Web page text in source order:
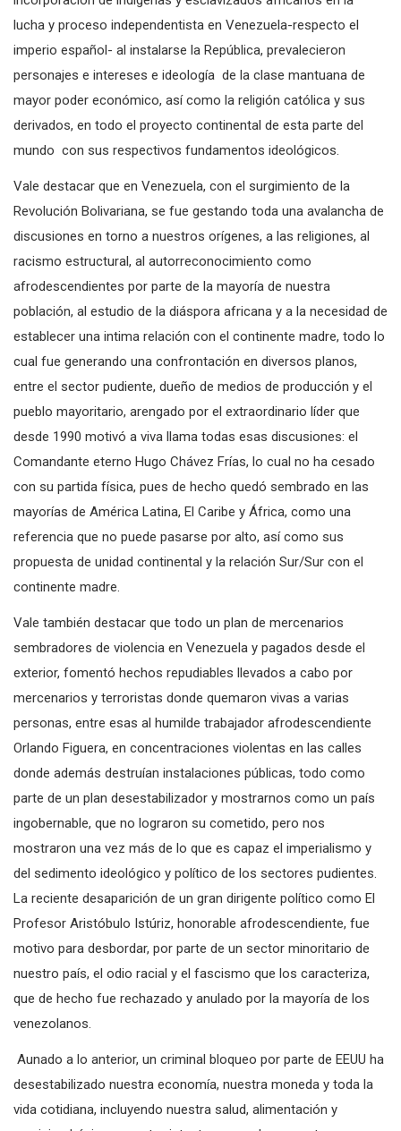
lucha y proceso independentista en Venezuela-respecto el
imperio español- al instalarse la República, prevalecieron
personajes e intereses e ideología de la clase mantuana de
mayor poder económico, así como la religión católica y sus
derivados, en todo el proyecto continental de esta parte del
mundo con sus respectivos fundamentos ideológicos.
Vale destacar que en Venezuela, con el surgimiento de la
Revolución Bolivariana, se fue gestando toda una avalancha de
discusiones en torno a nuestros orígenes, a las religiones, al
racismo estructural, al autorreconocimiento como
afrodescendientes por parte de la mayoría de nuestra
población, al estudio de la diáspora africana y a la necesidad de
establecer una intima relación con el continente madre, todo lo
cual fue generando una confrontación en diversos planos,
entre el sector pudiente, dueño de medios de producción y el
pueblo mayoritario, arengado por el extraordinario líder que
desde 1990 motivó a viva llama todas esas discusiones: el
Comandante eterno Hugo Chávez Frías, lo cual no ha cesado
con su partida física, pues de hecho quedó sembrado en las
mayorías de América Latina, El Caribe y África, como una
referencia que no puede pasarse por alto, así como sus
propuesta de unidad continental y la relación Sur/Sur con el
continente madre.
Vale también destacar que todo un plan de mercenarios
sembradores de violencia en Venezuela y pagados desde el
exterior, fomentó hechos repudiables llevados a cabo por
mercenarios y terroristas donde quemaron vivas a varias
personas, entre esas al humilde trabajador afrodescendiente
Orlando Figuera, en concentraciones violentas en las calles
donde además destruían instalaciones públicas, todo como
parte de un plan desestabilizador y mostrarnos como un país
ingobernable, que no lograron su cometido, pero nos
mostraron una vez más de lo que es capaz el imperialismo y
del sedimento ideológico y político de los sectores pudientes.
La reciente desaparición de un gran dirigente político como El
Profesor Aristóbulo Istúriz, honorable afrodescendiente, fue
motivo para desbordar, por parte de un sector minoritario de
nuestro país, el odio racial y el fascismo que los caracteriza,
que de hecho fue rechazado y anulado por la mayoría de los
venezolanos.
Aunado a lo anterior, un criminal bloqueo por parte de EEUU ha
desestabilizado nuestra economía, nuestra moneda y toda la
vida cotidiana, incluyendo nuestra salud, alimentación y